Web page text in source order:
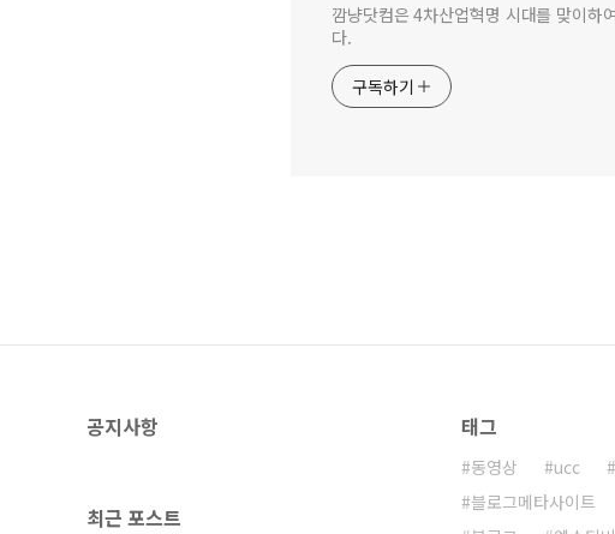
깜냥닷컴은 4차산업혁명 시대를 맞이
다.
구독하기
공지사항
최근 포스트
태그
동영상 ucc
블로그메타사이트